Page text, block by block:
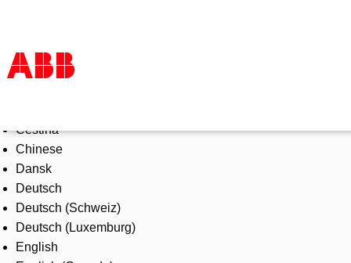
Products & Solutions
Industries
Services
About us
Where to buy
Contact us
Careers
Čeština
Chinese
Dansk
Deutsch
Deutsch (Schweiz)
Deutsch (Luxemburg)
English